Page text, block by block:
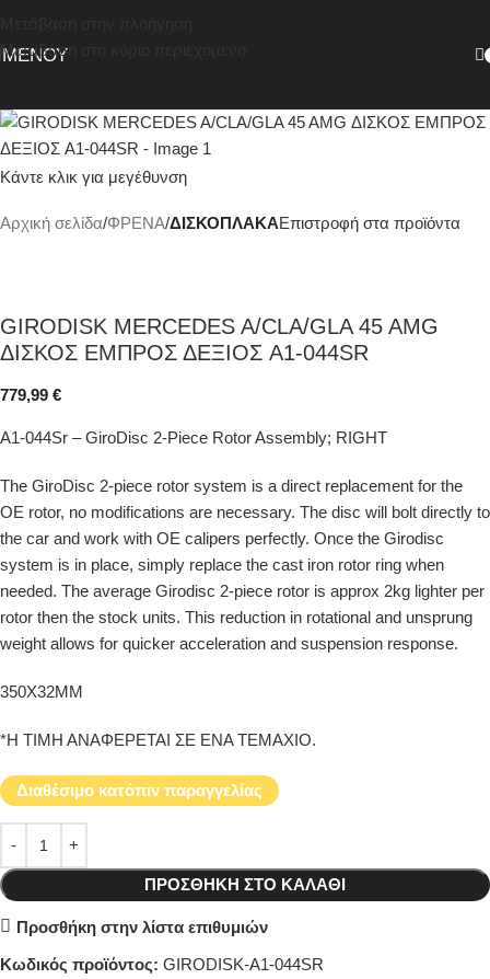
Μετάβαση στο κύριο περιεχόμενο
ΜΕΝΟΎ
Κάντε κλικ για μεγέθυνση
Αρχική σελίδα ΦΡΕΝΑ ΔΙΣΚΟΠΛΑΚΑΕπιστροφή στα προϊόντα
GIRODISK MERCEDES A/CLA/GLA 45 AMG
ΔΙΣΚΟΣ ΕΜΠΡΟΣ ΔΕΞΙΟΣ A1-044SR
779,99 €
A1-044Sr – GiroDisc 2-Piece Rotor Assembly; RIGHT
The GiroDisc 2-piece rotor system is a direct replacement for the
OE rotor, no modifications are necessary. The disc will bolt directly to
the car and work with OE calipers perfectly. Once the Girodisc
system is in place, simply replace the cast iron rotor ring when
needed. The average Girodisc 2-piece rotor is approx 2kg lighter per
rotor then the stock units. This reduction in rotational and unsprung
weight allows for quicker acceleration and suspension response.
350X32MM
*Η ΤΙΜΗ ΑΝΑΦΕΡΕΤΑΙ ΣΕ ΕΝΑ ΤΕΜΑΧΙΟ.
Διαθέσιμο κατόπιν παραγγελίας
ΠΡΟΣΘΉΚΗ ΣΤΟ ΚΑΛΆΘΙ
Προσθήκη στην λίστα επιθυμιών
Κωδικός προϊόντος: GIRODISK-A1-044SR